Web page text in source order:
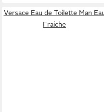
Versace Eau de Toilette Man
Fraiche